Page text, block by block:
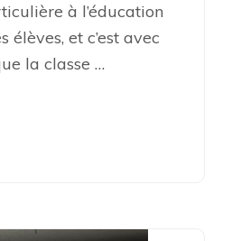
à l’éducation
élèves, et c’est avec
la classe …